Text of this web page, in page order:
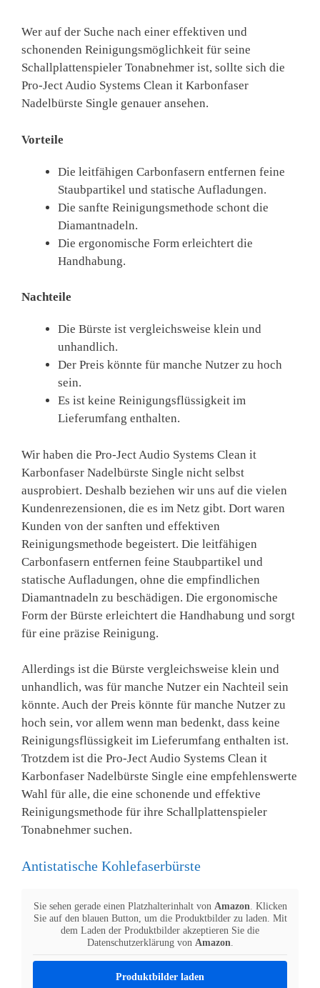
Wer auf der Suche nach einer effektiven und
schonenden Reinigungsmöglichkeit für seine
Schallplattenspieler Tonabnehmer ist, sollte sich die
Pro-Ject Audio Systems Clean it Karbonfaser
Nadelbürste Single genauer ansehen.
Vorteile
Die leitfähigen Carbonfasern entfernen feine
Staubpartikel und statische Aufladungen.
Die sanfte Reinigungsmethode schont die
Diamantnadeln.
Die ergonomische Form erleichtert die
Handhabung.
Nachteile
Die Bürste ist vergleichsweise klein und
unhandlich.
Der Preis könnte für manche Nutzer zu hoch
sein.
Es ist keine Reinigungsflüssigkeit im
Lieferumfang enthalten.
Wir haben die Pro-Ject Audio Systems Clean it
Karbonfaser Nadelbürste Single nicht selbst
ausprobiert. Deshalb beziehen wir uns auf die vielen
Kundenrezensionen, die es im Netz gibt. Dort waren
Kunden von der sanften und effektiven
Reinigungsmethode begeistert. Die leitfähigen
Carbonfasern entfernen feine Staubpartikel und
statische Aufladungen, ohne die empfindlichen
Diamantnadeln zu beschädigen. Die ergonomische
Form der Bürste erleichtert die Handhabung und sorgt
für eine präzise Reinigung.
Allerdings ist die Bürste vergleichsweise klein und
unhandlich, was für manche Nutzer ein Nachteil sein
könnte. Auch der Preis könnte für manche Nutzer zu
hoch sein, vor allem wenn man bedenkt, dass keine
Reinigungsflüssigkeit im Lieferumfang enthalten ist.
Trotzdem ist die Pro-Ject Audio Systems Clean it
Karbonfaser Nadelbürste Single eine empfehlenswerte
Wahl für alle, die eine schonende und effektive
Reinigungsmethode für ihre Schallplattenspieler
Tonabnehmer suchen.
Antistatische Kohlefaserbürste
Sie sehen gerade einen Platzhalterinhalt von Amazon . Klicken
Sie auf den blauen Button, um die Produktbilder zu laden. Mit
dem Laden der Produktbilder akzeptieren Sie die
Datenschutzerklärung von Amazon
Produktbilder laden